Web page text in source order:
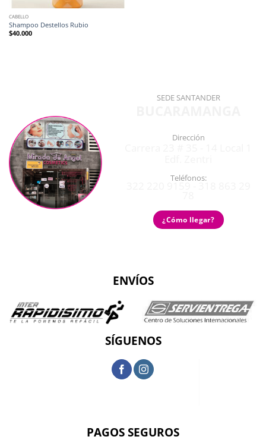
CABELLO
Shampoo Destellos Rubio
$40.000
SEDE SANTANDER
Dirección
Teléfonos:
¿Cómo llegar?
ENVÍOS
SÍGUENOS
PAGOS SEGUROS